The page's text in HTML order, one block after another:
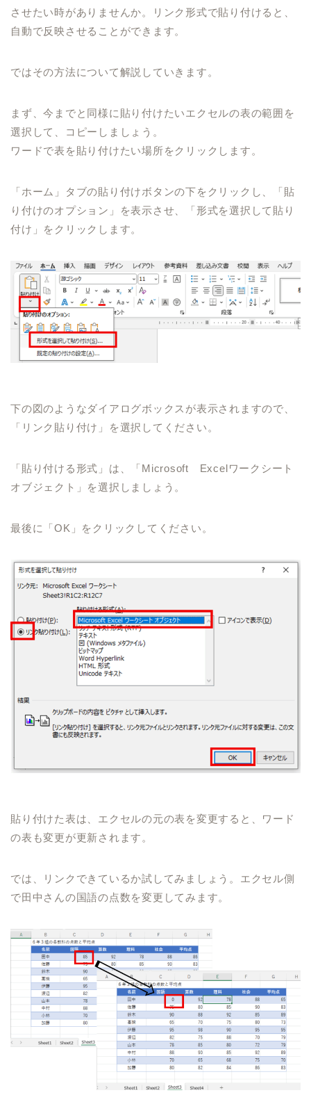
させたい時がありませんか。リンク形式で貼り付けると、
自動で反映させることができます。
ではその方法について解説していきます。
まず、今までと同様に貼り付けたいエクセルの表の範囲を
選択して、コピーしましょう。
ワードで表を貼り付けたい場所をクリックします。
「ホーム」タブの貼り付けボタンの下をクリックし、「貼
り付けのオプション」を表示させ、「形式を選択して貼り
付け」をクリックします。
下の図のようなダイアログボックスが表示されますので、
「リンク貼り付け」を選択してください。
「貼り付ける形式」は、「Microsoft Excelワークシート
オブジェクト」を選択しましょう。
最後に「OK」をクリックしてください。
貼り付けた表は、エクセルの元の表を変更すると、ワード
の表も変更が更新されます。
では、リンクできているか試してみましょう。エクセル側
で田中さんの国語の点数を変更してみます。